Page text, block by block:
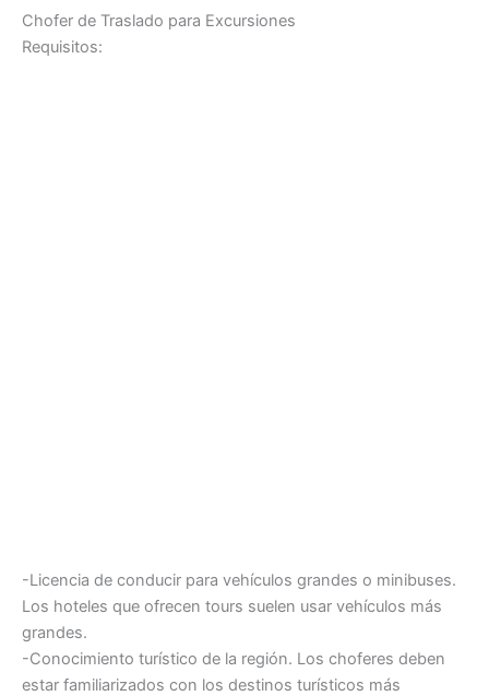
Chofer de Traslado para Excursiones
Requisitos:
-Licencia de conducir para vehículos grandes o minibuses.
Los hoteles que ofrecen tours suelen usar vehículos más
grandes.
-Conocimiento turístico de la región. Los choferes deben
estar familiarizados con los destinos turísticos más